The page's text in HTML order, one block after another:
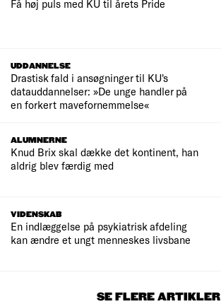
Få høj puls med KU til årets Pride
UDDANNELSE
Drastisk fald i ansøgninger til KU's
datauddannelser: »De unge handler på
en forkert mavefornemmelse«
ALUMNERNE
Knud Brix skal dække det kontinent, han
aldrig blev færdig med
VIDENSKAB
En indlæggelse på psykiatrisk afdeling
kan ændre et ungt menneskes livsbane
SE FLERE ARTIKLER